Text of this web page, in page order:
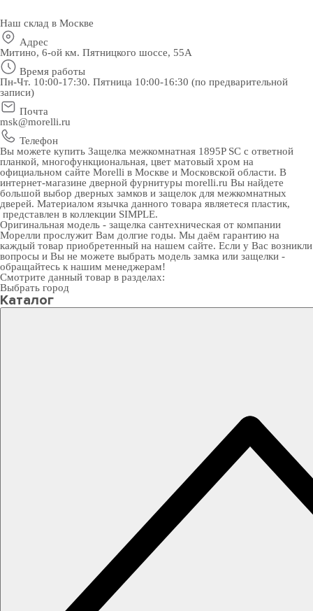
Наш склад в Москве
Адрес
Митино, 6-ой км. Пятницкого шоссе, 55А
Время работы
Пн-Чт. 10:00-17:30. Пятница 10:00-16:30 (по предварительной
записи)
Почта
msk@morelli.ru
Телефон
Вы можете купить Защелка межкомнатная 1895P SC с ответной
планкой, многофункциональная, цвет матовый хром на
официальном сайте Morelli в Москве и Московской области. В
интернет-магазине дверной фурнитуры morelli.ru Вы найдете
большой выбор дверных замков и защелок для межкомнатных
дверей. Материалом язычка данного товара являетеся пластик,
представлен в коллекции SIMPLE.
Оригинальная модель - защелка сантехническая от компании
Морелли прослужит Вам долгие годы. Мы даём гарантию на
каждый товар приобретенный на нашем сайте. Если у Вас возникли
вопросы и Вы не можете выбрать модель замка или защелки -
обращайтесь к нашим менеджерам!
Смотрите данный товар в разделах:
Выбрать город
Каталог